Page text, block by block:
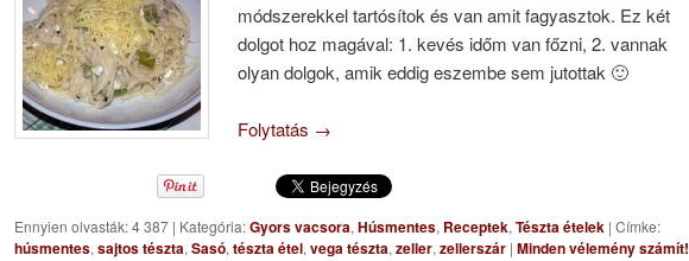
módszerekkel tartósítok és van amit fagyasztok. Ez két
dolgot hoz magával: 1. kevés időm van főzni, 2. vannak
olyan dolgok, amik eddig eszembe sem jutottak 🙂
Folytatás →
Ennyien olvasták: 4 387 | Kategória:Gyors vacsora, Húsmentes, Receptek, Tészta ételek | Címke:
húsmentes, sajtos tészta, Sasó, tészta étel, vega tészta, zeller, zellerszár | Minden vélemény számít!